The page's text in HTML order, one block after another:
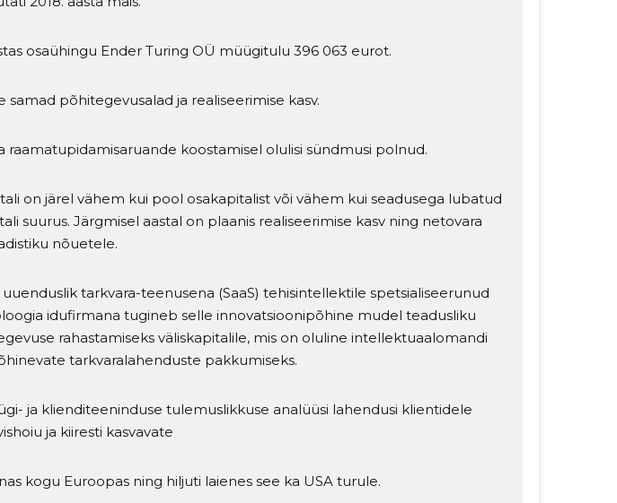
osaühingu Ender Turing OÜ müügitulu 396 063 eurot.
samad põhitegevusalad ja realiseerimise kasv.
raamatupidamisaruande koostamisel olulisi sündmusi polnud.
on järel vähem kui pool osakapitalist või vähem kui seadusega lubatud
suurus. Järgmisel aastal on plaanis realiseerimise kasv ning netovara
nõuetele.
tarkvara-teenusena (SaaS) tehisintellektile spetsialiseerunud
idufirmana tugineb selle innovatsioonipõhine mudel teadusliku
rahastamiseks väliskapitalile, mis on oluline intellektuaalomandi
tarkvaralahenduste pakkumiseks.
ja klienditeeninduse tulemuslikkuse analüüsi lahendusi klientidele
ja kiiresti kasvavate
kogu Euroopas ning hiljuti laienes see ka USA turule.